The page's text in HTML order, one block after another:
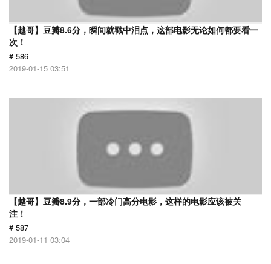
【越哥】豆瓣8.6分，瞬间就戳中泪点，这部电影无论如何都要看一
次！
# 586
2019-01-15 03:51
【越哥】豆瓣8.9分，一部冷门高分电影，这样的电影应该被关
注！
# 587
2019-01-11 03:04